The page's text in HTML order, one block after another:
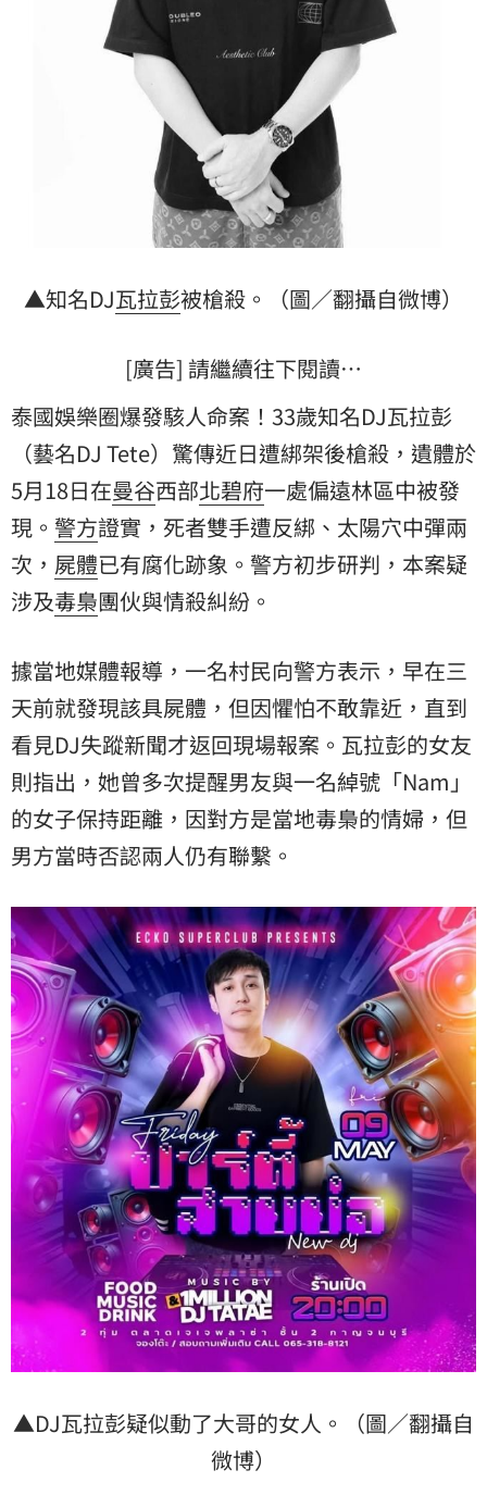
▲知名DJ瓦拉彭被槍殺。（圖／翻攝自微博）
[廣告] 請繼續往下閱讀…
泰國娛樂圈爆發駭人命案！33歲知名DJ瓦拉彭
（藝名DJ Tete）驚傳近日遭綁架後槍殺，遺體於
5月18日在曼谷西部北碧府一處偏遠林區中被發
現。 警方證實，死者雙手遭反綁、太陽穴中彈兩
次， 屍體已有腐化跡象。警方初步研判，本案疑
涉及毒梟團伙與情殺糾紛。
據當地媒體報導，一名村民向警方表示，早在三
天前就發現該具屍體，但因懼怕不敢靠近，直到
看見DJ失蹤新聞才返回現場報案。瓦拉彭的女友
則指出，她曾多次提醒男友與一名綽號「Nam」
的女子保持距離，因對方是當地毒梟的情婦，但
男方當時否認兩人仍有聯繫。
▲DJ瓦拉彭疑似動了大哥的女人。（圖／翻攝自
微博）